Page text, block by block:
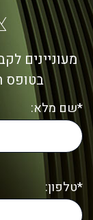
מעוניינים
בטופס
*שם מלא:
*טלפון: